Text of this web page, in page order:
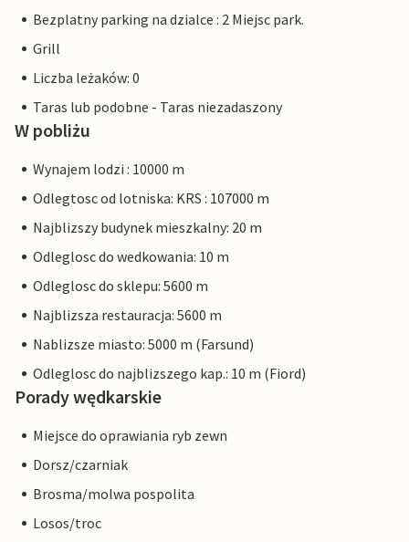
Bezplatny parking na dzialce : 2 Miejsc park.
Grill
Liczba leżaków: 0
Taras lub podobne - Taras niezadaszony
W pobliżu
Wynajem lodzi : 10000 m
Odlegtosc od lotniska: KRS : 107000 m
Najblizszy budynek mieszkalny: 20 m
Odleglosc do wedkowania: 10 m
Odleglosc do sklepu: 5600 m
Najblizsza restauracja: 5600 m
Nablizsze miasto: 5000 m (Farsund)
Odleglosc do najblizszego kap.: 10 m (Fiord)
Porady wędkarskie
Miejsce do oprawiania ryb zewn
Dorsz/czarniak
Brosma/molwa pospolita
Losos/troc